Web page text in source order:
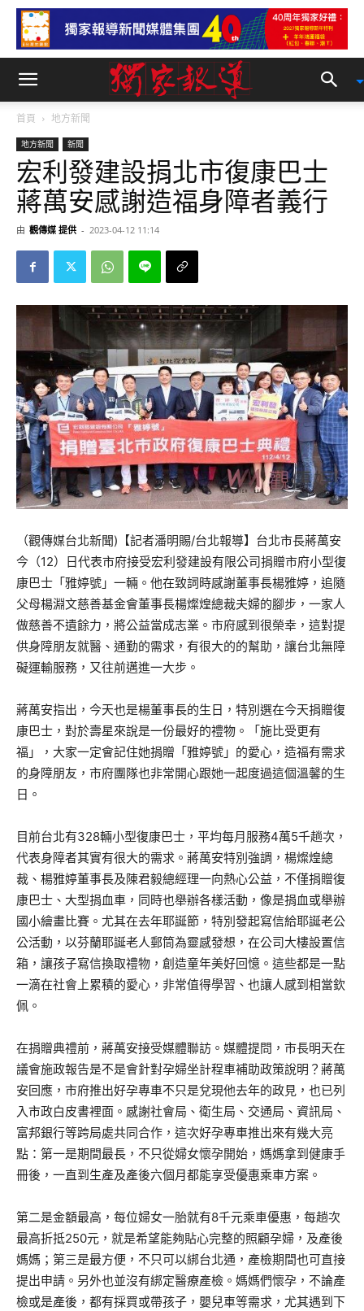
首頁 地方新聞
地方新聞 新聞
宏利發建設捐北市復康巴士
蔣萬安感謝造福身障者義行
由 觀傳媒 提供 - 2023-04-12 11:14
（觀傳媒台北新聞)【記者潘明賜/台北報導】台北市長蔣萬安
今（12）日代表市府接受宏利發建設有限公司捐贈市府小型復
康巴士「雅婷號」一輛。他在致詞時感謝董事長楊雅婷，追隨
父母楊淵文慈善基金會董事長楊燦煌總裁夫婦的腳步，一家人
做慈善不遺餘力，將公益當成志業。市府感到很榮幸，這對提
供身障朋友就醫、通勤的需求，有很大的的幫助，讓台北無障
礙運輸服務，又往前邁進一大步。
蔣萬安指出，今天也是楊董事長的生日，特別選在今天捐贈復
康巴士，對於壽星來說是一份最好的禮物。「施比受更有
福」，大家一定會記住她捐贈「雅婷號」的愛心，造福有需求
的身障朋友，市府團隊也非常開心跟她一起度過這個溫馨的生
日。
目前台北有328輛小型復康巴士，平均每月服務4萬5千趟次，
代表身障者其實有很大的需求。蔣萬安特別強調，楊燦煌總
裁、楊雅婷董事長及陳君毅總經理一向熱心公益，不僅捐贈復
康巴士、大型捐血車，同時也舉辦各樣活動，像是捐血或舉辦
國小繪畫比賽。尤其在去年耶誕節，特別發起寫信給耶誕老公
公活動，以芬蘭耶誕老人郵筒為靈感發想，在公司大樓設置信
箱，讓孩子寫信換取禮物，創造童年美好回憶。這些都是一點
一滴在社會上累積的愛心，非常值得學習、也讓人感到相當欽
佩。
在捐贈典禮前，蔣萬安接受媒體聯訪。媒體提問，市長明天在
議會施政報告是不是會針對孕婦坐計程車補助政策說明？蔣萬
安回應，市府推出好孕專車不只是兌現他去年的政見，也已列
入市政白皮書裡面。感謝社會局、衛生局、交通局、資訊局、
富邦銀行等跨局處共同合作，這次好孕專車推出來有幾大亮
點：第一是期間最長，不只從婦女懷孕開始，媽媽拿到健康手
冊後，一直到生產及產後六個月都能享受優惠乘車方案。
第二是金額最高，每位婦女一胎就有8千元乘車優惠，每趟次
最高折抵250元，就是希望能夠貼心完整的照顧孕婦，及產後
媽媽；第三是最方便，不只可以綁台北通，產檢期間也可直接
提出申請。另外也並沒有綁定醫療產檢。媽媽們懷孕，不論產
檢或是產後，都有採買或帶孩子，嬰兒車等需求，尤其遇到下